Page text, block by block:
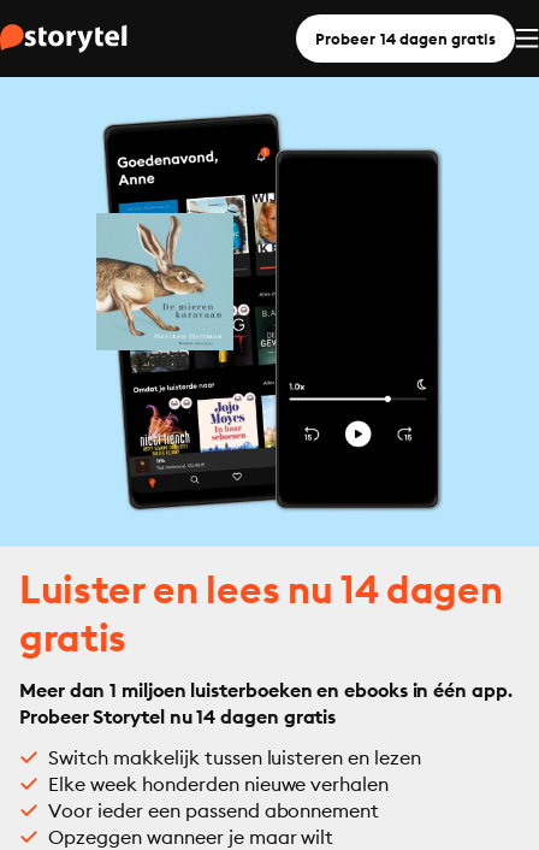
Probeer 14 dagen gratis
Luister en lees nu 14 dagen
gratis
Meer dan 1 miljoen luisterboeken en ebooks in één app.
Probeer Storytel nu 14 dagen gratis
Switch makkelijk tussen luisteren en lezen
Elke week honderden nieuwe verhalen
Voor ieder een passend abonnement
Opzeggen wanneer je maar wilt